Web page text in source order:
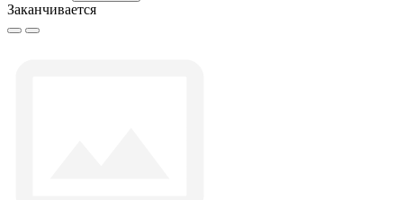
Заканчивается